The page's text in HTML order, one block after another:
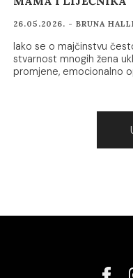
26.05.2026. - BRUNA
Iako se o majčinstvu
stvarnost mnogih žena
promjene, emocionalno